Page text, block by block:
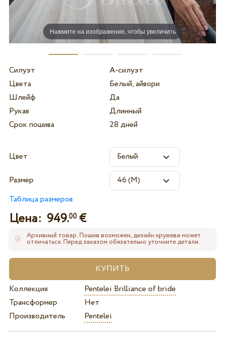
Нажмите на изображение, чтобы увеличить
Силуэт
А-силуэт
Цвета
Белый, айвори
Шлейф
Да
Рукав
Длинный
Срок пошива
28 дней
Цвет
Размер
Таблица размеров
Цена: 949.00€
Архивный товар. Пошив возможен, дизайн кружева может
отличаться. Перед заказом обязательно уточните детали.
Коллекция
Pentelei Brilliance of bride
Трансформер
Нет
Производитель
Pentelei